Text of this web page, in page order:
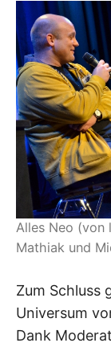
Alles Neo (von
Mathiak und
Zum Schluss
Universum
Dank